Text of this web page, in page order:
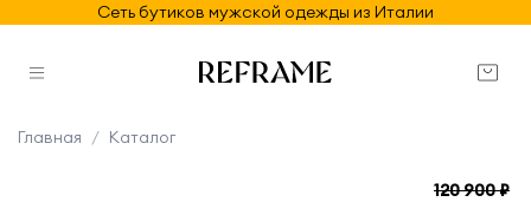
Сеть бутиков мужской одежды из Италии
Главная Каталог
120 900 ₽